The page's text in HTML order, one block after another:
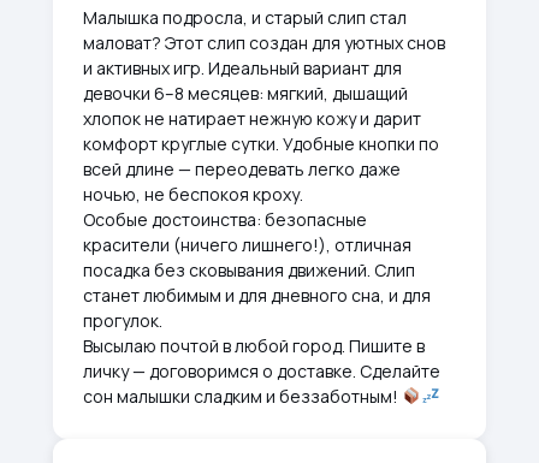
Малышка подросла, и старый слип стал
маловат? Этот слип создан для уютных снов
и активных игр. Идеальный вариант для
девочки 6–8 месяцев: мягкий, дышащий
хлопок не натирает нежную кожу и дарит
комфорт круглые сутки. Удобные кнопки по
всей длине — переодевать легко даже
ночью, не беспокоя кроху.
Особые достоинства: безопасные
красители (ничего лишнего!), отличная
посадка без сковывания движений. Слип
станет любимым и для дневного сна, и для
прогулок.
Высылаю почтой в любой город. Пишите в
личку — договоримся о доставке. Сделайте
сон малышки сладким и беззаботным!